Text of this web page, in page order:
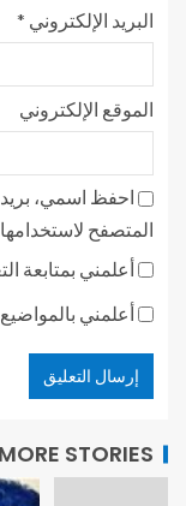
البريد الإلكتروني *
الموقع الإلكتروني
احفظ اسمي،
المتصفح
أعلمني بمتابعة
أعلمني
MORE STORIES